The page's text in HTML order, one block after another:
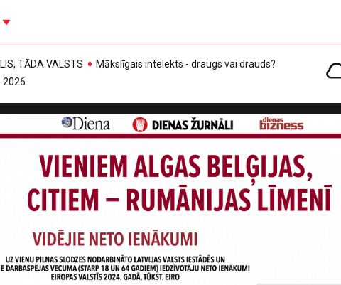
TĀDA VALSTS
Mākslīgais intelekts - draugs vai drauds?
2026